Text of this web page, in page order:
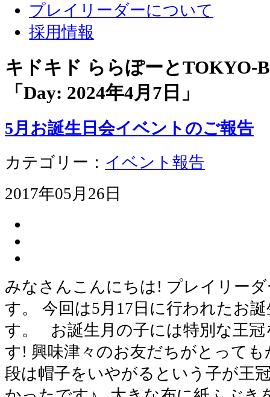
プレイリーダーについて
採用情報
キドキド ららぽーと
「Day: 2024年4月7日 」
5月お誕生日会イベントのご報告
カテゴリー： イベント報告
2017年05月26日
みなさんこんにちは! プレイリー
す。 今回は5月17日に行われたお
す。 お誕生月の子には特別な王
す! 興味津々のお友だちがとって
段は帽子をいやがるという子が王